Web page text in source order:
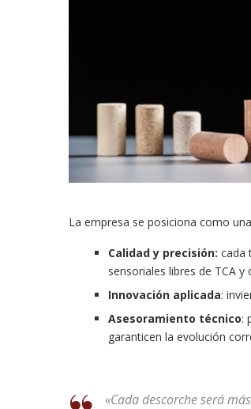
La empresa se posiciona como
Calidad y precisión: cada
sensoriales libres de TCA
Innovación aplicada:
Asesoramiento técnico:
garanticen la evolución
«Cada descorche será